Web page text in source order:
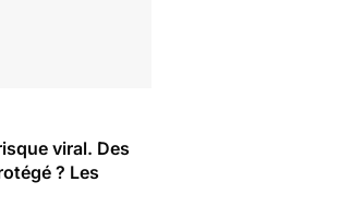
viral. Des
? Les